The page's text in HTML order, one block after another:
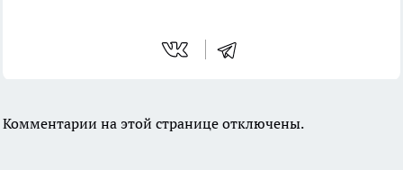
Комментарии на этой странице отключены.